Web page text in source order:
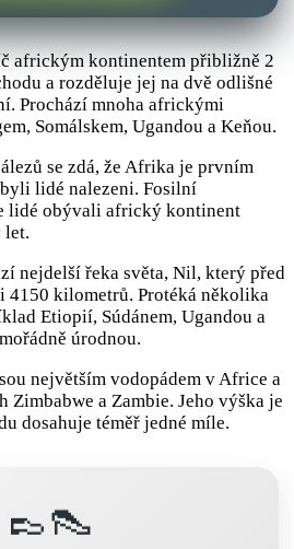
africkým kontinentem přibližně 2
a rozděluje jej na dvě odlišné
Prochází mnoha africkými
Somálskem, Ugandou a Keňou.
se zdá, že Afrika je prvním
lidé nalezeni. Fosilní
lidé obývali africký kontinent
let.
nejdelší řeka světa, Nil, který před
4150 kilometrů. Protéká několika
Etiopií, Súdánem, Ugandou a
úrodnou.
největším vodopádem v Africe a
Zimbabwe a Zambie. Jeho výška je
dosahuje téměř jedné míle.
👞👠